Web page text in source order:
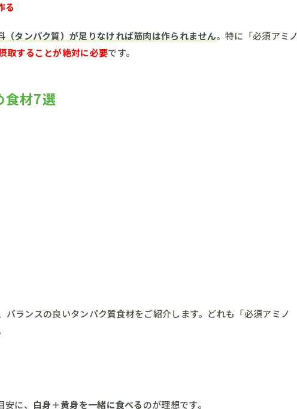
る
（タンパク質）が足りなければ筋肉は作られません。特に「必須アミノ
取することが絶対に必要です。
食材7選
ランスの良いタンパク質食材をご紹介します。どれも「必須アミノ
に、 白身＋黄身を一緒に食べるのが理想です。